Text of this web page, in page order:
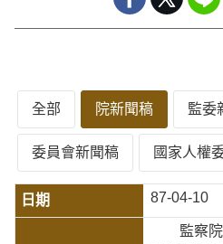
全部 院新聞稿 監委
委員會新聞稿 國家人權
87-04-10
監察院